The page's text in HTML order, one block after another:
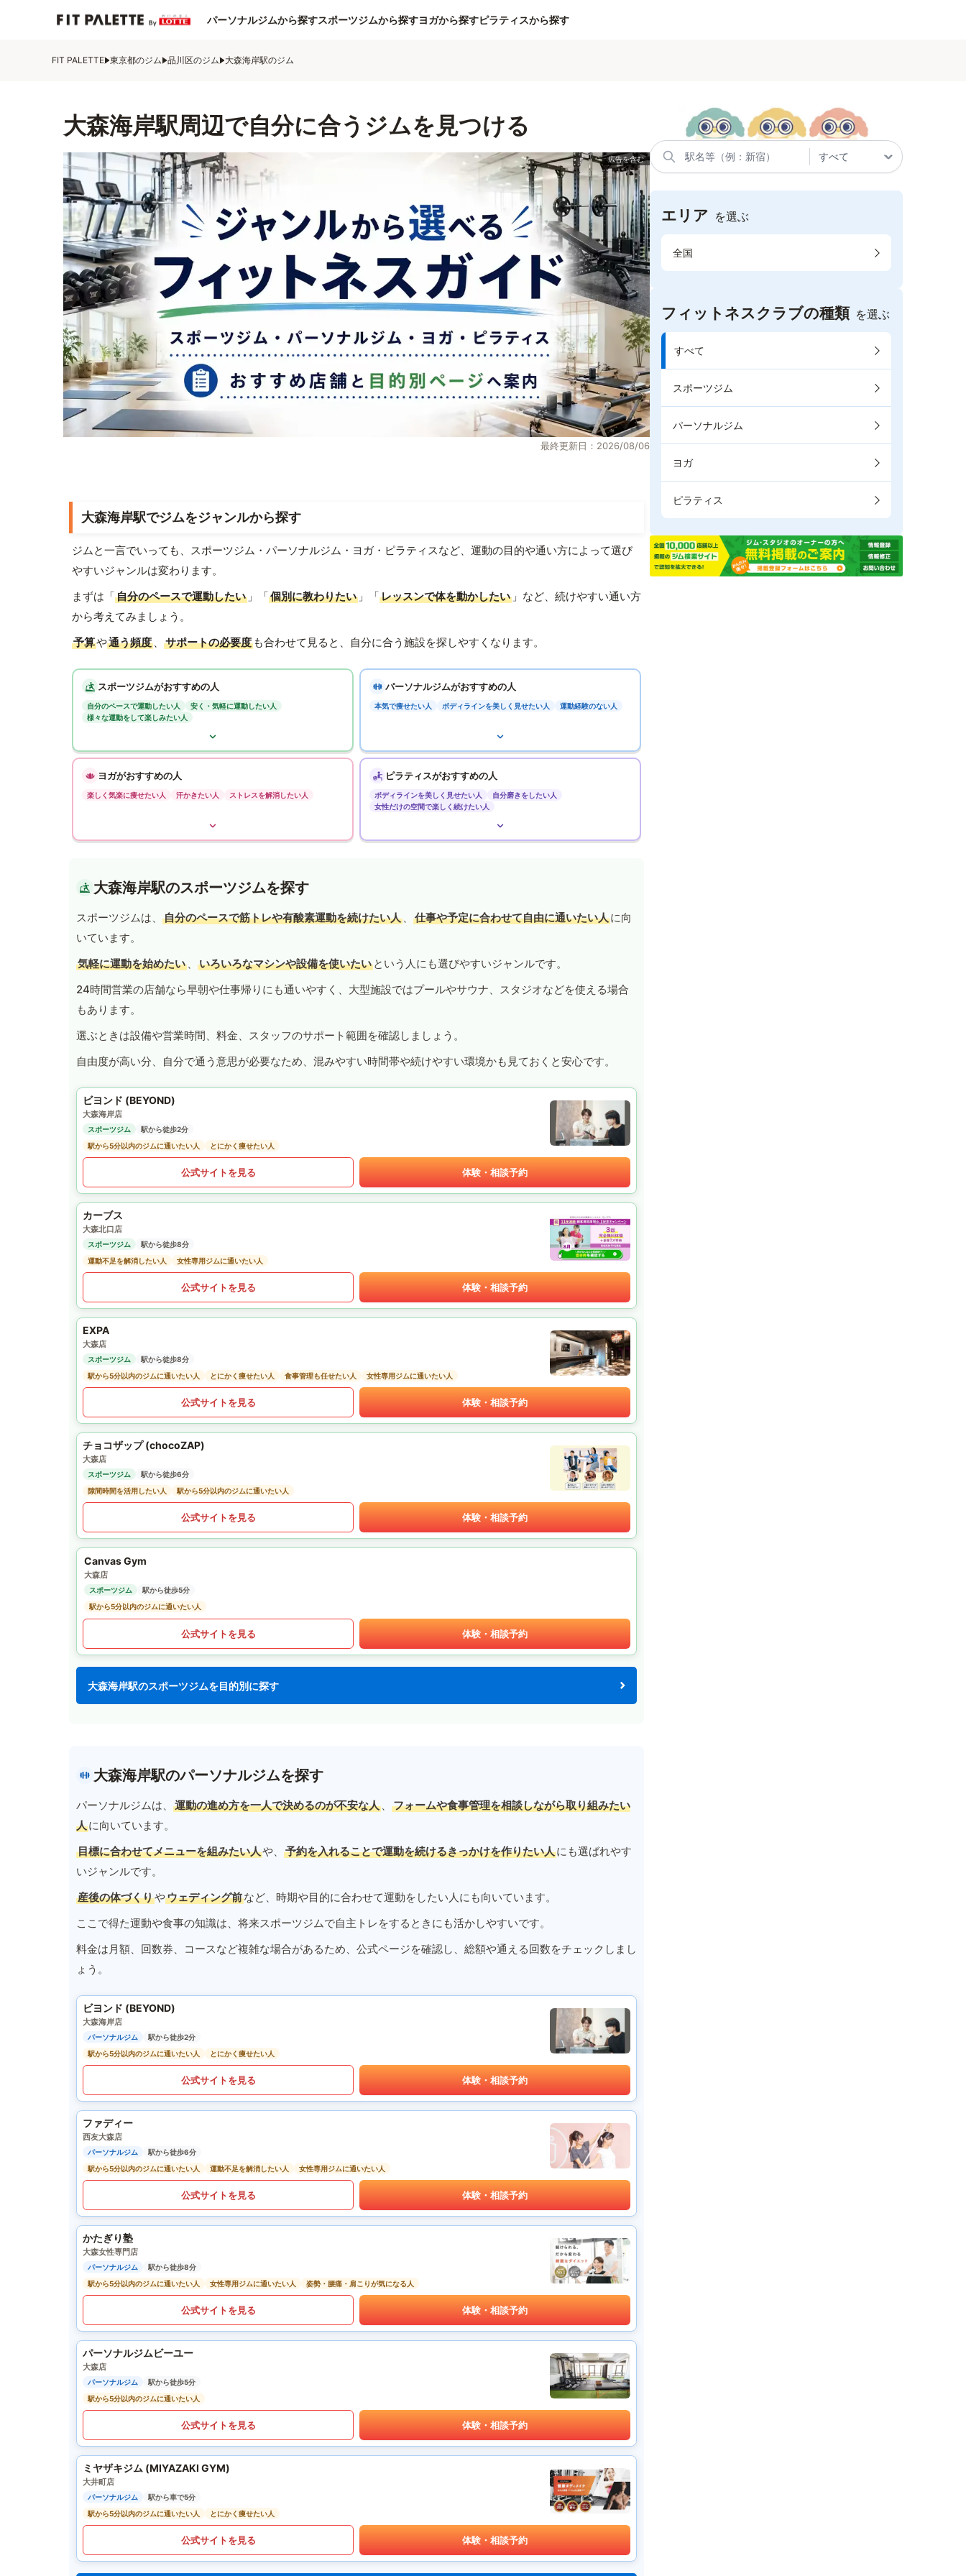
パーソナルジムから探すスポーツジムから探すヨガから探すピラティスから探す
FIT PALETTE 東京都のジム 品川区のジム 大森海岸駅のジム
大森海岸駅周辺で自分に合うジムを見つける
最終更新日：2026/08/06
大森海岸駅でジムをジャンルから探す
ジムと一言でいっても、スポーツジム・パーソナルジム・ヨガ・ピラティスなど、運動の目的や通い方によって選び
やすいジャンルは変わります。
まずは「自分のペースで運動したい 」「個別に教わりたい 」「レッスンで体を動かしたい 」など、続けやすい通い方
から考えてみましょう。
予算や通う頻度 、 サポートの必要度 も合わせて見ると、自分に合う施設を探しやすくなります。
スポーツジムがおすすめの人
自分のペースで運動したい人
安く・気軽に運動したい人
様々な運動をして楽しみたい人
パーソナルジムがおすすめの人
本気で痩せたい人 ボディラインを美しく見せたい人 運動経験のない人
ヨガがおすすめの人
楽しく気楽に痩せたい人 汗かきたい人 ストレスを解消したい人
ピラティスがおすすめの人
ボディラインを美しく見せたい人
自分磨きをしたい人
女性だけの空間で楽しく続けたい人
大森海岸駅のスポーツジムを探す
スポーツジムは、 自分のペースで筋トレや有酸素運動を続けたい人 、 仕事や予定に合わせて自由に通いたい人に向
いています。
気軽に運動を始めたい 、 いろいろなマシンや設備を使いたい という人にも選びやすいジャンルです。
24時間営業の店舗なら早朝や仕事帰りにも通いやすく、大型施設ではプールやサウナ、スタジオなどを使える場合
もあります。
選ぶときは設備や営業時間、料金、スタッフのサポート範囲を確認しましょう。
自由度が高い分、自分で通う意思が必要なため、混みやすい時間帯や続けやすい環境かも見ておくと安心です。
ビヨンド (BEYOND)
大森海岸店
スポーツジム
駅から徒歩2分
駅から5分以内のジムに通いたい人
とにかく痩せたい人
公式サイトを見る 体験・相談予約
カーブス
大森北口店
スポーツジム
駅から徒歩8分
運動不足を解消したい人
女性専用ジムに通いたい人
公式サイトを見る 体験・相談予約
EXPA
大森店
スポーツジム
駅から徒歩8分
駅から5分以内のジムに通いたい人
とにかく痩せたい人 食事管理も任せたい人 女性専用ジムに通いたい人
公式サイトを見る 体験・相談予約
チョコザップ (chocoZAP)
大森店
スポーツジム
駅から徒歩6分
隙間時間を活用したい人
駅から5分以内のジムに通いたい人
公式サイトを見る 体験・相談予約
Canvas Gym
大森店
スポーツジム
駅から徒歩5分
駅から5分以内のジムに通いたい人
公式サイトを見る 体験・相談予約
大森海岸駅のスポーツジムを目的別に探す
大森海岸駅のパーソナルジムを探す
パーソナルジムは、 運動の進め方を一人で決めるのが不安な人 、
フォームや食事管理を相談しながら取り組みたい
人に向いています。
目標に合わせてメニューを組みたい人や、 予約を入れることで運動を続けるきっかけを作りたい人にも選ばれやす
いジャンルです。
産後の体づくりやウェディング前など、時期や目的に合わせて運動をしたい人にも向いています。
ここで得た運動や食事の知識は、将来スポーツジムで自主トレをするときにも活かしやすいです。
料金は月額、回数券、コースなど複雑な場合があるため、公式ページを確認し、総額や通える回数をチェックしまし
ょう。
ビヨンド (BEYOND)
大森海岸店
パーソナルジム
駅から徒歩2分
駅から5分以内のジムに通いたい人
とにかく痩せたい人
公式サイトを見る 体験・相談予約
ファディー
西友大森店
パーソナルジム
駅から徒歩6分
駅から5分以内のジムに通いたい人
運動不足を解消したい人 女性専用ジムに通いたい人
公式サイトを見る 体験・相談予約
かたぎり塾
大森女性専門店
パーソナルジム
駅から徒歩8分
駅から5分以内のジムに通いたい人
女性専用ジムに通いたい人 姿勢・腰痛・肩こりが気になる人
公式サイトを見る 体験・相談予約
パーソナルジムビーユー
大森店
パーソナルジム
駅から徒歩5分
駅から5分以内のジムに通いたい人
公式サイトを見る 体験・相談予約
ミヤザキジム (MIYAZAKI GYM)
大井町店
パーソナルジム
駅から車で5分
駅から5分以内のジムに通いたい人
とにかく痩せたい人
公式サイトを見る 体験・相談予約
エリア を選ぶ
全国
フィットネスクラブの種類 を選ぶ
すべて
スポーツジム
パーソナルジム
ヨガ
ピラティス